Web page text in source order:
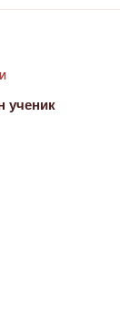
ученик